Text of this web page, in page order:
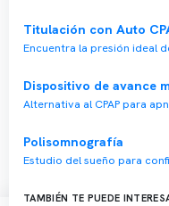
Presupuesto de exámenes
Copyright 2026 · Clínica
Titulación con Auto
Encuentra la presión ideal
Dispositivo de avance
Alternativa al CPAP para
Polisomnografía
Estudio del sueño para
TAMBIÉN TE PUEDE